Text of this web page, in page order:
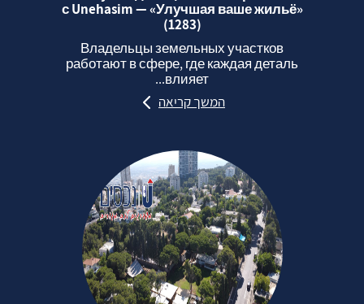
с Unehasim — «Улучшая ваше жильё»
(1283)
Владельцы земельных участков
работают в сфере, где каждая деталь
влияет...
המשך קריאה